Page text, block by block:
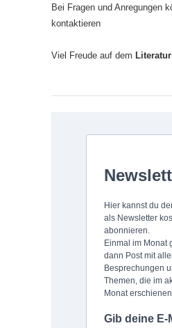
Bei Fragen und Anregungen
kontaktieren
Viel Freude auf dem
Hier kannst du
als Newsletter
abonnieren.
Einmal im Monat
dann Post mit
Besprechungen
Themen, die im
Monat
Gib deine E-